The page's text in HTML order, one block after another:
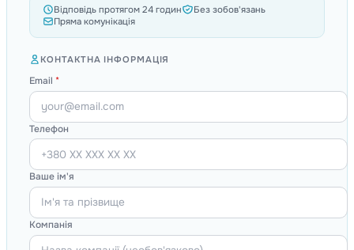
Відповідь протягом 24 годин
Без зобов'язань
Пряма комунікація
КОНТАКТНА ІНФОРМАЦІЯ
Email *
Телефон
Ваше ім'я
Компанія